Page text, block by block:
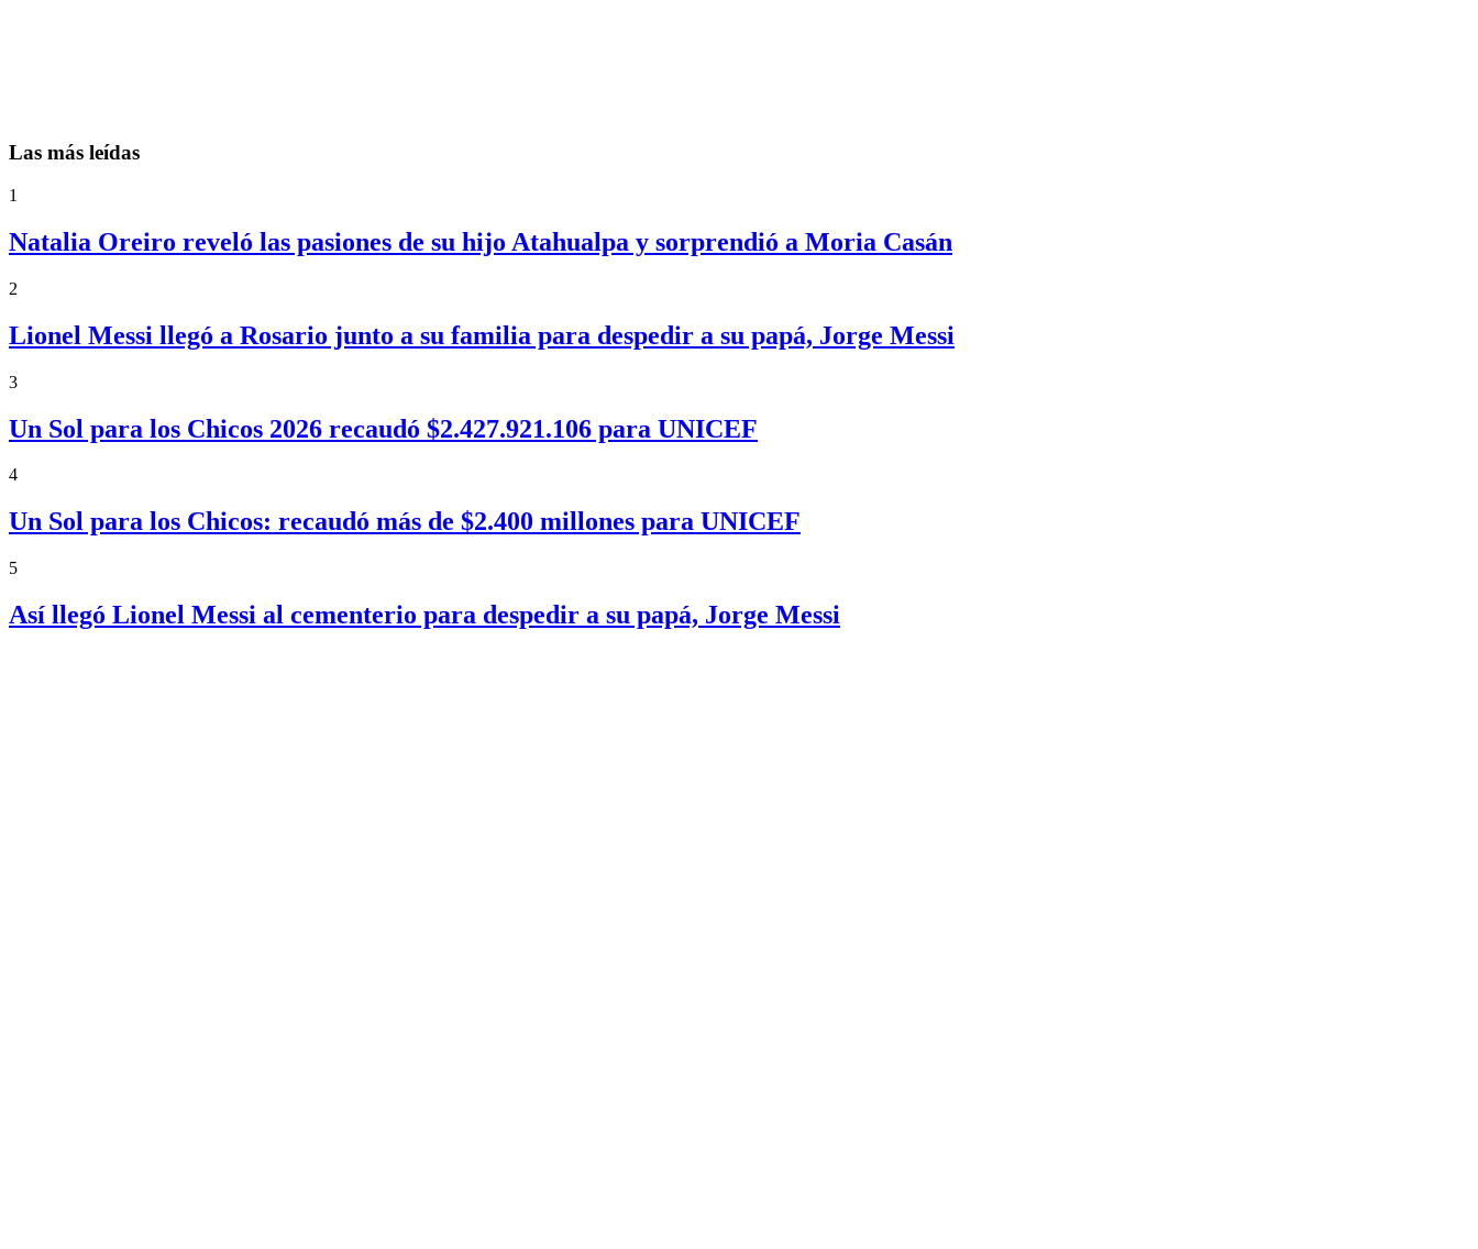
Las más leídas
1
Natalia Oreiro reveló las pasiones de su hijo Atahualpa y sorprendió a Moria Casán
2
Lionel Messi llegó a Rosario junto a su familia para despedir a su papá, Jorge Messi
3
Un Sol para los Chicos 2026 recaudó $2.427.921.106 para UNICEF
4
Un Sol para los Chicos: recaudó más de $2.400 millones para UNICEF
5
Así llegó Lionel Messi al cementerio para despedir a su papá, Jorge Messi